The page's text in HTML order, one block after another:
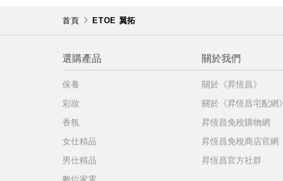
首頁 ETOE 翼拓
選購產品
保養
彩妝
香氛
女仕精品
男仕精品
關於我們
關於《昇恆昌》
關於《昇恆昌宅配網》
昇恆昌免稅購物網
昇恆昌免稅商店官網
昇恆昌官方社群